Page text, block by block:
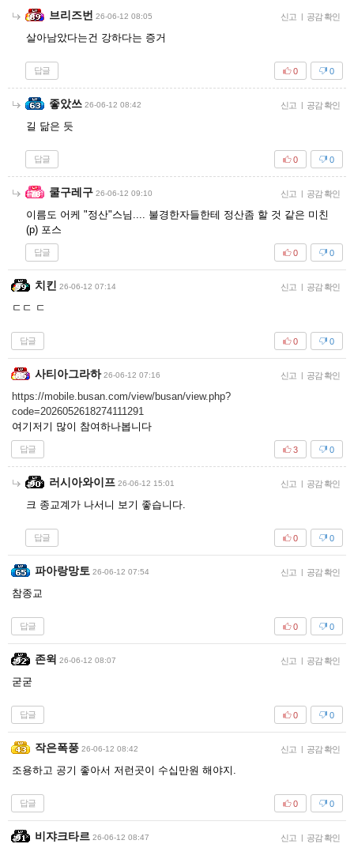
브리즈번 26-06-12 08:05 신고 | 공감 확인
살아남았다는건 강하다는 증거
답글 0
0
좋았쓰 26-06-12 08:42 신고 | 공감 확인
길 닮은 듯
답글 0
0
쿨구레구 26-06-12 09:10 신고 | 공감 확인
이름도 어케 "정산"스님.... 불경한자들한테 정산좀 할 것 같은 미친
(p) 포스
답글 0
0
치킨 26-06-12 07:14 신고 | 공감 확인
ㄷㄷ ㄷ
답글 0
0
사티아그라하 26-06-12 07:16 신고 | 공감 확인
https://mobile.busan.com/view/busan/view.php?
code=2026052618274111291
여기저기 많이 참여하나봅니다
답글 0
3
러시아와이프 26-06-12 15:01 신고 | 공감 확인
크 종교계가 나서니 보기 좋습니다.
답글 0
0
파아랑망토 26-06-12 07:54 신고 | 공감 확인
참종교
답글 0
0
존윅 26-06-12 08:07 신고 | 공감 확인
굳굳
답글 0
0
작은폭풍 26-06-12 08:42 신고 | 공감 확인
조용하고 공기 좋아서 저런곳이 수십만원 해야지.
답글 0
0
비쟈크타르 26-06-12 08:47 신고 | 공감 확인